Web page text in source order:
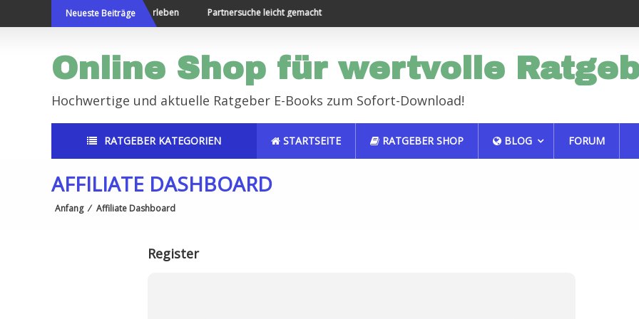
zum
Neueste Beiträge
Die Welt bereisen und Neues erleben Partnersuche leicht gemacht
Online Shop für wertvolle
Hochwertige und aktuelle Ratgeber E-Books zum Sofort-Download!
RATGEBER KATEGORIEN STARTSEITE RATGEBER SHOP BLOG FORUM
AFFILIATE DASHBOARD
Anfang ⁄ Affiliate Dashboard
Register